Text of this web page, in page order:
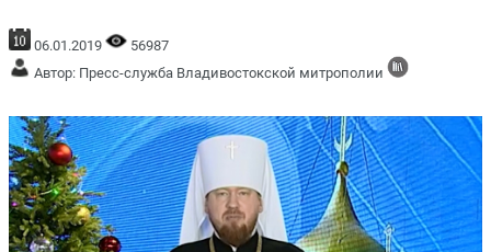
06.01.2019
56987
Автор: Пресс-служба Владивостокской митрополии